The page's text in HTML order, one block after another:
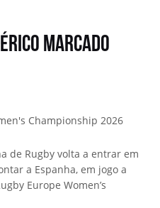
marcado
Championship 2026
de Rugby volta a entrar em
a Espanha, em jogo a
Europe Women’s